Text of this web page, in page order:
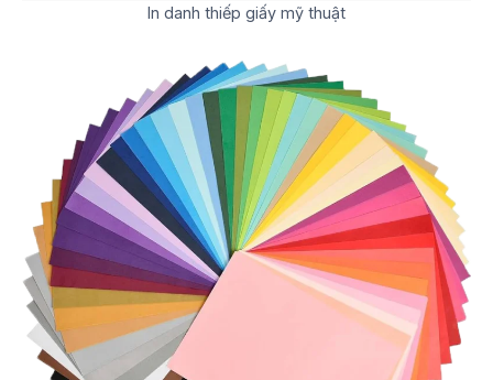
In danh thiếp giấy mỹ thuật